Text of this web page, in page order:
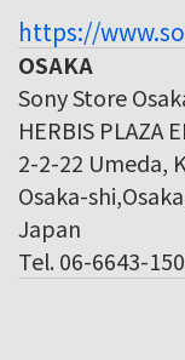
https://
OSAKA
Sony Store
HERBIS PLAZA
2-2-22 Umeda,
Osaka-
Japan
Tel. 06-6643-